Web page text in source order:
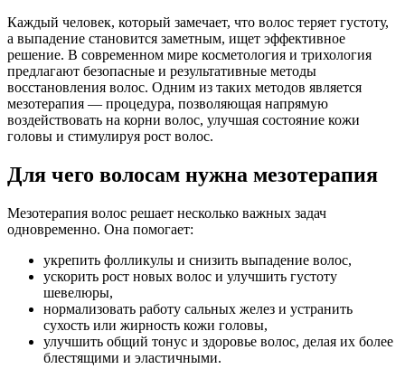
Каждый человек, который замечает, что волос теряет густоту,
а выпадение становится заметным, ищет эффективное
решение. В современном мире косметология и трихология
предлагают безопасные и результативные методы
восстановления волос. Одним из таких методов является
мезотерапия — процедура, позволяющая напрямую
воздействовать на корни волос, улучшая состояние кожи
головы и стимулируя рост волос.
Для чего волосам нужна мезотерапия
Мезотерапия волос решает несколько важных задач
одновременно. Она помогает:
укрепить фолликулы и снизить выпадение волос,
ускорить рост новых волос и улучшить густоту
шевелюры,
нормализовать работу сальных желез и устранить
сухость или жирность кожи головы,
улучшить общий тонус и здоровье волос, делая их более
блестящими и эластичными.